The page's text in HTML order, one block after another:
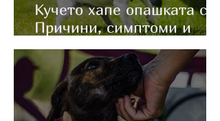
Кучето хапе опашката си:
Причини, симптоми и
какво да направите